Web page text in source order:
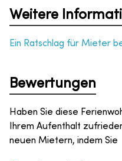
Weitere
Ein Ratschlag für Mieter
Bewertungen
Haben Sie diese
Ihrem Aufenthalt
neuen Mietern, indem Sie